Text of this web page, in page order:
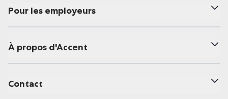
Pour les employeurs
À propos d'Accent
Contact